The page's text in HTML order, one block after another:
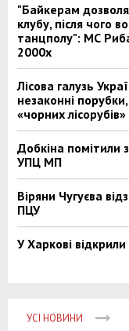
"Байкерам
клубу, після чого
танцполу": МС
2000х
Лісова галузь
незаконні
«чорних лісорубів»
Добкіна помітили
УПЦ МП
Віряни Чугуєва
ПЦУ
У Харкові
УСІ НОВИНИ